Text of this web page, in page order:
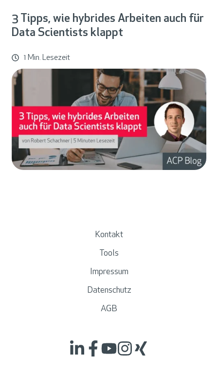
3 Tipps, wie hybrides Arbeiten auch für
Data Scientists klappt
1 Min. Lesezeit
Kontakt
Tools
Impressum
Datenschutz
AGB